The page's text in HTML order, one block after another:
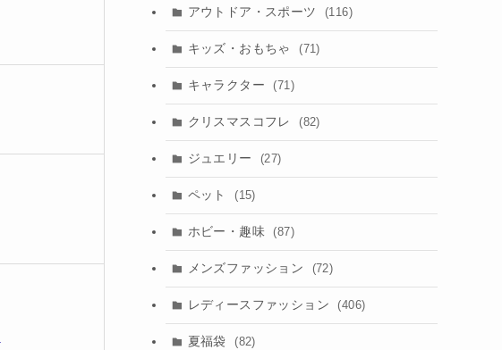
アウトドア・スポーツ (116)
キッズ・おもちゃ (71)
キャラクター (71)
クリスマスコフレ (82)
ジュエリー (27)
ペット (15)
ホビー・趣味 (87)
メンズファッション (72)
レディースファッション (406)
夏福袋 (82)